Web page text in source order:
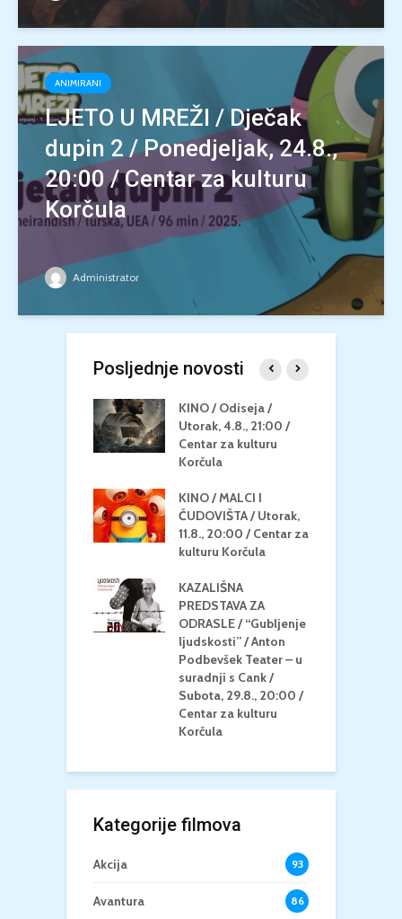
ANIMIRANI
LJETO U MREŽI / Dječak
dupin 2 / Ponedjeljak, 24.8.,
20:00 / Centar za kulturu
Korčula
Administrator
Posljednje novosti
KINO / Odiseja /
Utorak, 4.8., 21:00 /
Centar za kulturu
Korčula
KINO / MALCI I
ČUDOVIŠTA / Utorak,
11.8., 20:00 / Centar za
kulturu Korčula
KAZALIŠNA
PREDSTAVA ZA
ODRASLE / “Gubljenje
ljudskosti” / Anton
Podbevšek Teater – u
suradnji s Cank /
Subota, 29.8., 20:00 /
Centar za kulturu
Korčula
Kategorije filmova
Akcija 93
Avantura 86